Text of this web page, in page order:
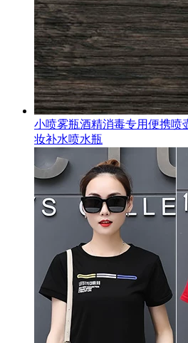
小喷雾瓶酒精消毒专用便携喷
妆补水喷水瓶